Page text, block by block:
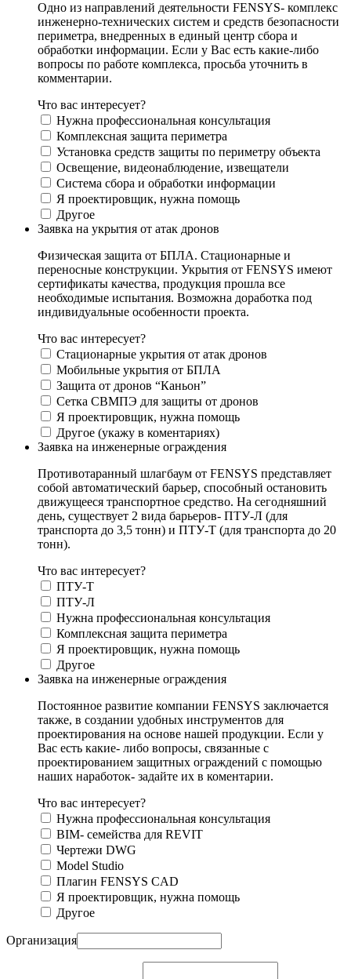
Одно из направлений деятельности FENSYS- комплекс
инженерно-технических систем и средств безопасности
периметра, внедренных в единый центр сбора и
обработки информации. Если у Вас есть какие-либо
вопросы по работе комплекса, просьба уточнить в
комментарии.
Что вас интересует?
Нужна профессиональная консультация
Комплексная защита периметра
Установка средств защиты по периметру объекта
Освещение, видеонаблюдение, извещатели
Система сбора и обработки информации
Я проектировщик, нужна помощь
Другое
Заявка на укрытия от атак дронов
Физическая защита от БПЛА. Стационарные и
переносные конструкции. Укрытия от FENSYS имеют
сертификаты качества, продукция прошла все
необходимые испытания. Возможна доработка под
индивидуальные особенности проекта.
Что вас интересует?
Стационарные укрытия от атак дронов
Мобильные укрытия от БПЛА
Защита от дронов “Каньон”
Сетка СВМПЭ для защиты от дронов
Я проектировщик, нужна помощь
Другое (укажу в коментариях)
Заявка на инженерные ограждения
Противотаранный шлагбаум от FENSYS представляет
собой автоматический барьер, способный остановить
движущееся транспортное средство. На сегодняшний
день, существует 2 вида барьеров- ПТУ-Л (для
транспорта до 3,5 тонн) и ПТУ-Т (для транспорта до 20
тонн).
Что вас интересует?
ПТУ-Т
ПТУ-Л
Нужна профессиональная консультация
Комплексная защита периметра
Я проектировщик, нужна помощь
Другое
Заявка на инженерные ограждения
Постоянное развитие компании FENSYS заключается
также, в создании удобных инструментов для
проектирования на основе нашей продукции. Если у
Вас есть какие- либо вопросы, связанные с
проектированием защитных ограждений с помощью
наших наработок- задайте их в коментарии.
Что вас интересует?
Нужна профессиональная консультация
BIM- семейства для REVIT
Чертежи DWG
Моdel Studio
Плагин FENSYS CAD
Я проектировщик, нужна помощь
Другое
Организация